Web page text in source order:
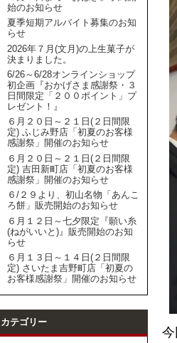
始のお知らせ
夏季短期アルバイト募集のお知
らせ
2026年７月(文月)の上生菓子が
決まりました。
6/26～6/28オンラインショップ
初企画『おかげさま感謝祭・３
日間限定「２００ポイント」プ
レゼント！』
６月２０日～２１日(２日間限
定) ふじみ野店「初夏のお客様
感謝祭」開催のお知らせ
６月２０日～２１日(２日間限
定) 吉田新町店「初夏のお客様
感謝祭」開催のお知らせ
６/２９より、初山名物「あんこ
ろ餅」販売開始のお知らせ
６月１２日～七夕限定『願い糸
(ねがいいと)』販売開始のお知
らせ
６月１３日～１４日(２日間限
定) さいたま吉野町店「初夏の
お客様感謝祭」開催のお知らせ
カテゴリー
今